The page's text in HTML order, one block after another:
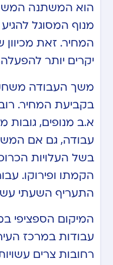
הוא המשתנה
מנוף המסוגל
המחיר. זאת מכיוון
יקרים יותר
משך העבודה
בקביעת המחיר.
עבודה, גם אם
בשל העלויות
הקמתו ופירוקו.
התעריף השעתי
המיקום הספציפי
עבודות במרכז
רחובות צרים